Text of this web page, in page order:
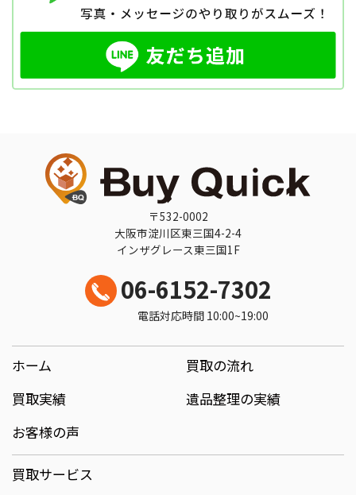
〒532-0002
大阪市淀川区東三国4-2-4
インザグレース東三国1F
06-6152-7302
電話対応時間 10:00~19:00
ホーム
買取の流れ
買取実績
遺品整理の実績
お客様の声
買取サービス